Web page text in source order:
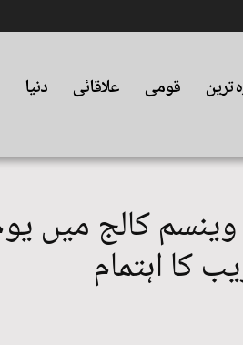
ترین قومی علاقائی دنیا
کالج میں
کا اہتمام